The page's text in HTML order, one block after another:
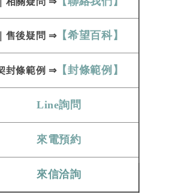
售後疑問 ⇒【希望百科】
封條範例​​​​​ ⇒【封條範例】
Line詢問
來電預約
來信洽詢